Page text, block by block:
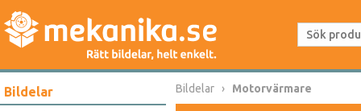
Bildelar Bildelar Motorvärmare